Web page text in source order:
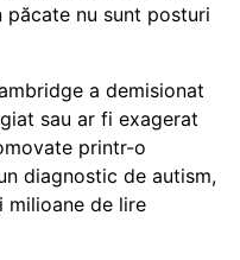
păcate nu sunt posturi
a demisionat
sau ar fi exagerat
printr-o
diagnostic de autism,
milioane de lire